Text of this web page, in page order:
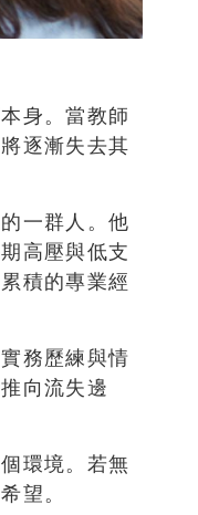
身。當教師
逐漸失去其
一群人。他
高壓與低支
積的專業經
務歷練與情
向流失邊
環境。若無
望。